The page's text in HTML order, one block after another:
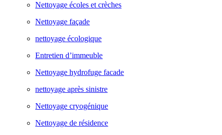
Nettoyage écoles et crèches
Nettoyage façade
nettoyage écologique
Entretien d’immeuble
Nettoyage hydrofuge facade
nettoyage après sinistre
Nettoyage cryogénique
Nettoyage de résidence